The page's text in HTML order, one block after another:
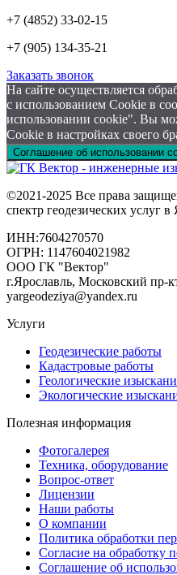
+7 (4852) 33-02-15
+7 (905) 134-35-21
Заказать звонок
На сайте осуществляется
с использованием Cookie в
использовании cookie". Вы
Cookie в настройках своего
Соглашение об использовании
©2021-2025 Все права
спектр геодезических услуг в
ИНН:7604270570
ОГРН: 1147604021982
ООО ГК "Вектор"
г.Ярославль, Московский пр-
yargeodeziya@yandex.ru
Услуги
Геодезические работы
Кадастровые работы
Геологические
Экологические
Полезная информация
Фотогалерея
Техника, оборудование
Вопрос-ответ
Лицензии
Наши работы
О компании
Политика обработки
Согласие на обработку
Соглашение об